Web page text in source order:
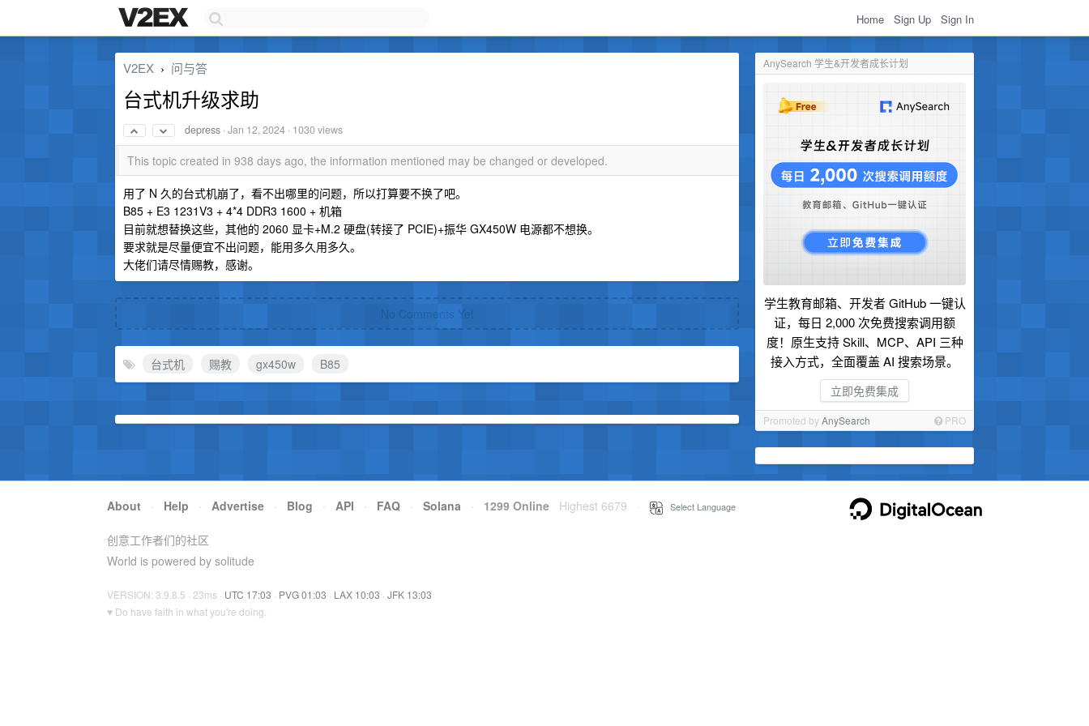
Home Sign Up Sign In
AnySearch 学生&开发者成长计划
学生教育邮箱、开发者 GitHub 一键认
证，每日 2,000 次免费搜索调用额
度！原生支持 Skill、MCP、API 三种
接入方式，全面覆盖 AI 搜索场景。
立即免费集成
Promoted byAnySearch PRO
V2EX › 问与答
台式机升级求助
depress ·Jan 12, 2024 · 1030 views
This topic created in 938 days ago, the information mentioned may be changed or developed.
用了 N 久的台式机崩了，看不出哪里的问题，所以打算要不换了吧。
B85 + E3 1231V3 + 4*4 DDR3 1600 + 机箱
目前就想替换这些，其他的 2060 显卡+M.2 硬盘(转接了 PCIE)+振华 GX450W 电源都不想换。
要求就是尽量便宜不出问题，能用多久用多久。
大佬们请尽情赐教，感谢。
No Comments Yet
台式机 赐教 gx450w B85
About · Help · Advertise · Blog · API · FAQ · Solana · 1299 Online Highest 6679 Select Language
创意工作者们的社区
World is powered by solitude
VERSION: 3.9.8.5 · 23ms · UTC 17:03 · PVG 01:03 · LAX 10:03 · JFK 13:03
♥ Do have faith in what you're doing.